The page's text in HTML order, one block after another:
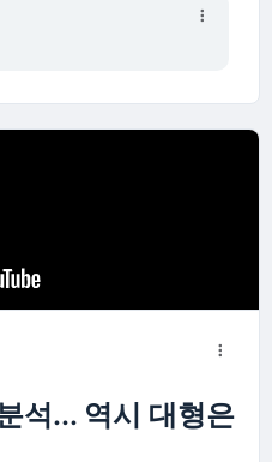
석... 역시 대형은